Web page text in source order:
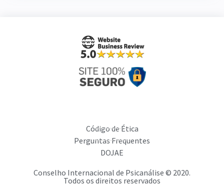
Código de Ética
Perguntas Frequentes
DOJAE
Conselho Internacional de Psicanálise © 2020.
Todos os direitos reservados